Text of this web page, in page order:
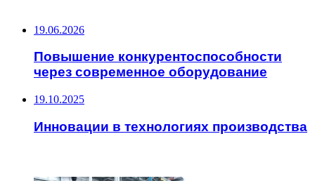
19.06.2026
Повышение конкурентоспособности
через современное оборудование
19.10.2025
Инновации в технологиях производства